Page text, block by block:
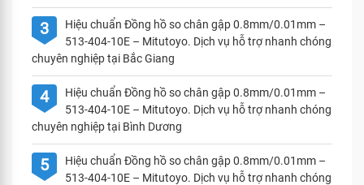
3
Hiệu chuẩn Đồng hồ so chân gập 0.8mm/0.01mm –
513-404-10E – Mitutoyo. Dịch vụ hỗ trợ nhanh chóng
chuyên nghiệp tại Bắc Giang
4
Hiệu chuẩn Đồng hồ so chân gập 0.8mm/0.01mm –
513-404-10E – Mitutoyo. Dịch vụ hỗ trợ nhanh chóng
chuyên nghiệp tại Bình Dương
5
Hiệu chuẩn Đồng hồ so chân gập 0.8mm/0.01mm –
513-404-10E – Mitutoyo. Dịch vụ hỗ trợ nhanh chóng